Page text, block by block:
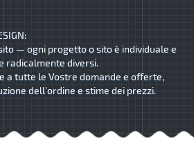
— ogni progetto o sito è individuale e
radicalmente diversi.
a tutte le Vostre domande e offerte,
dell’ordine e stime dei prezzi.